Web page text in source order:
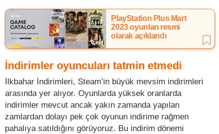
PlayStation Plus Mart
2023 oyunları resmi
olarak açıklandı
İndirimler oyuncuları tatmin etmedi
İlkbahar İndirimleri, Steam’in büyük mevsim indirimleri
arasında yer alıyor. Oyunlarda yüksek oranlarda
indirimler mevcut ancak yakın zamanda yapılan
zamlardan dolayı pek çok oyunun indirime rağmen
pahalıya satıldığını görüyoruz. Bu indirim dönemi